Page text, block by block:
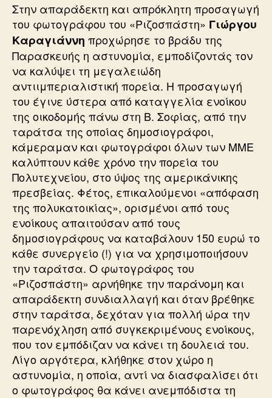
Στην απαράδεκτη και απρόκλητη προσαγωγή
του φωτογράφου του «Ριζοσπάστη» Γιώργου
Καραγιάννη προχώρησε το βράδυ της
Παρασκευής η αστυνομία, εμποδίζοντάς τον
να καλύψει τη μεγαλειώδη
αντιιμπεριαλιστική πορεία. Η προσαγωγή
του έγινε ύστερα από καταγγελία ενοίκου
της οικοδομής πάνω στη Β. Σοφίας, από την
ταράτσα της οποίας δημοσιογράφοι,
κάμεραμαν και φωτογράφοι όλων των ΜΜΕ
καλύπτουν κάθε χρόνο την πορεία του
Πολυτεχνείου, στο ύψος της αμερικάνικης
πρεσβείας. Φέτος, επικαλούμενοι «απόφαση
της πολυκατοικίας», ορισμένοι από τους
ενοίκους απαιτούσαν από τους
δημοσιογράφους να καταβάλουν 150 ευρώ το
κάθε συνεργείο (!) για να χρησιμοποιήσουν
την ταράτσα. Ο φωτογράφος του
«Ριζοσπάστη» αρνήθηκε την παράνομη και
απαράδεκτη συνδιαλλαγή και όταν βρέθηκε
στην ταράτσα, δεχόταν για πολλή ώρα την
παρενόχληση από συγκεκριμένους ενοίκους,
που τον εμπόδιζαν να κάνει τη δουλειά του.
Λίγο αργότερα, κλήθηκε στον χώρο η
αστυνομία, η οποία, αντί να διασφαλίσει ότι
ο φωτογράφος θα κάνει ανεμπόδιστα τη